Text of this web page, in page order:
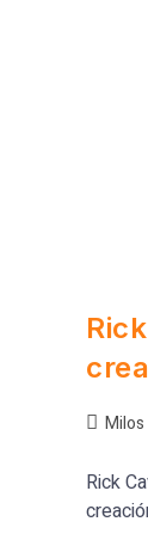
Milos
Rick